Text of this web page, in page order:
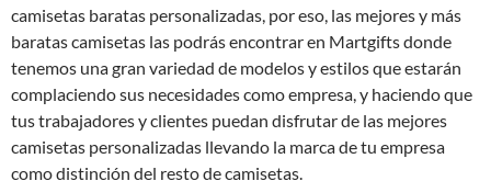
camisetas baratas personalizadas, por eso, las mejores y más
baratas camisetas las podrás encontrar en Martgifts donde
tenemos una gran variedad de modelos y estilos que estarán
complaciendo sus necesidades como empresa, y haciendo que
tus trabajadores y clientes puedan disfrutar de las mejores
camisetas personalizadas llevando la marca de tu empresa
como distinción del resto de camisetas.